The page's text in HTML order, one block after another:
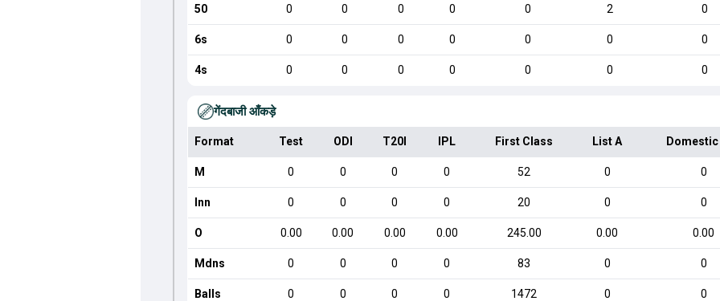
50 0 0 0 0 0 2 0
6s 0 0 0 0 0 0 0
4s 0 0 0 0 0 0 0
गेंदबाजी आँकड़े
Format Test ODI T20I IPL First Class List A
M 0 0 0 0 52 0 0
Inn 0 0 0 0 20 0 0
O 0.00 0.00 0.00 0.00 245.00 0.00 0.00
Mdns 0 0 0 0 83 0 0
Balls 0 0 0 0 1472 0 0